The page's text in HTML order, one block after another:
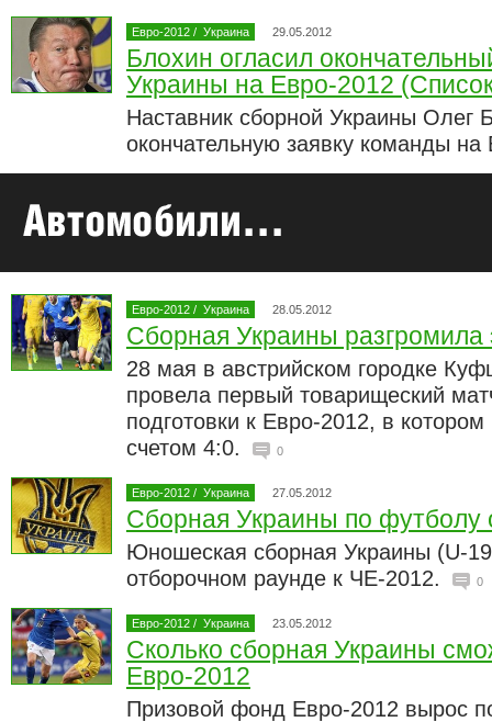
Евро-2012 / Украина 29.05.2012
Блохин огласил
Украины на Евро-2012
Наставник сборной Украины Олег
окончательную заявку команды
Евро-2012 / Украина 28.05.2012
Сборная Украины разгромила
28 мая в австрийском городке
провела первый товарищеский
подготовки к Евро-2012, в
счетом 4:0.
0
Евро-2012 / Украина 27.05.2012
Сборная Украины по футболу
Юношеская сборная Украины (U-
отборочном раунде к ЧЕ-2012.
0
Евро-2012 / Украина 23.05.2012
Сколько сборная Украины
Евро-2012
Призовой фонд Евро-2012 вырос